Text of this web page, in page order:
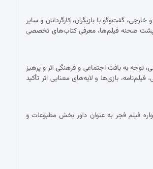
گفت‌وگو با بازیگران، کارگردانان و سایر
پشت صحنه فیلم‌ها، معرفی کتاب‌های تخصصی
توجه به بافت اجتماعی و فرهنگی اثر و پرهیز
بازی‌ها و لایه‌های معنایی اثر تأکید
فیلم فجر به عنوان داور بخش مطبوعات و